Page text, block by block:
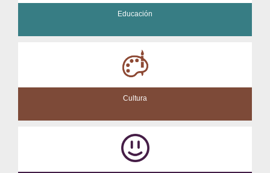
Educación
Cultura